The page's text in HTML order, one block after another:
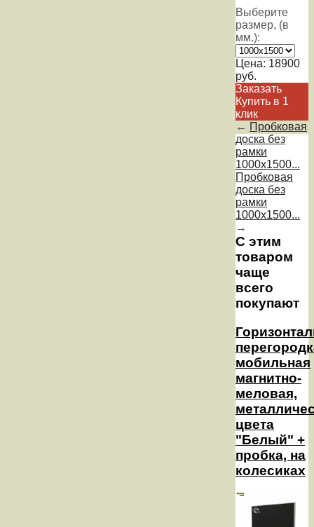
Выберите
размер, (в
мм.):
Цена: 18900
руб.
Заказать
Купить в 1
клик
← Пробковая
доска без
рамки
1000х1500...
Пробковая
доска без
рамки
1000х1500...
→
С этим
товаром
чаще
всего
покупают
мобильная
магнитно-
меловая,
цвета
"Белый" +
пробка, на
колесиках